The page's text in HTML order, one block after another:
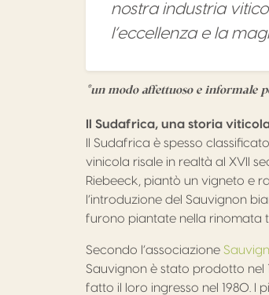
nostra industria
l’eccellenza e la
*un modo affettuoso e informale
Il Sudafrica, una storia
Il Sudafrica è spesso
vinicola risale in realtà al XVII
Riebeeck, piantò un vigneto e
l’introduzione del Sauvignon
furono piantate nella rinomata
Secondo l’associazione
Sauvignon è stato prodotto nel
fatto il loro ingresso nel 1980. I